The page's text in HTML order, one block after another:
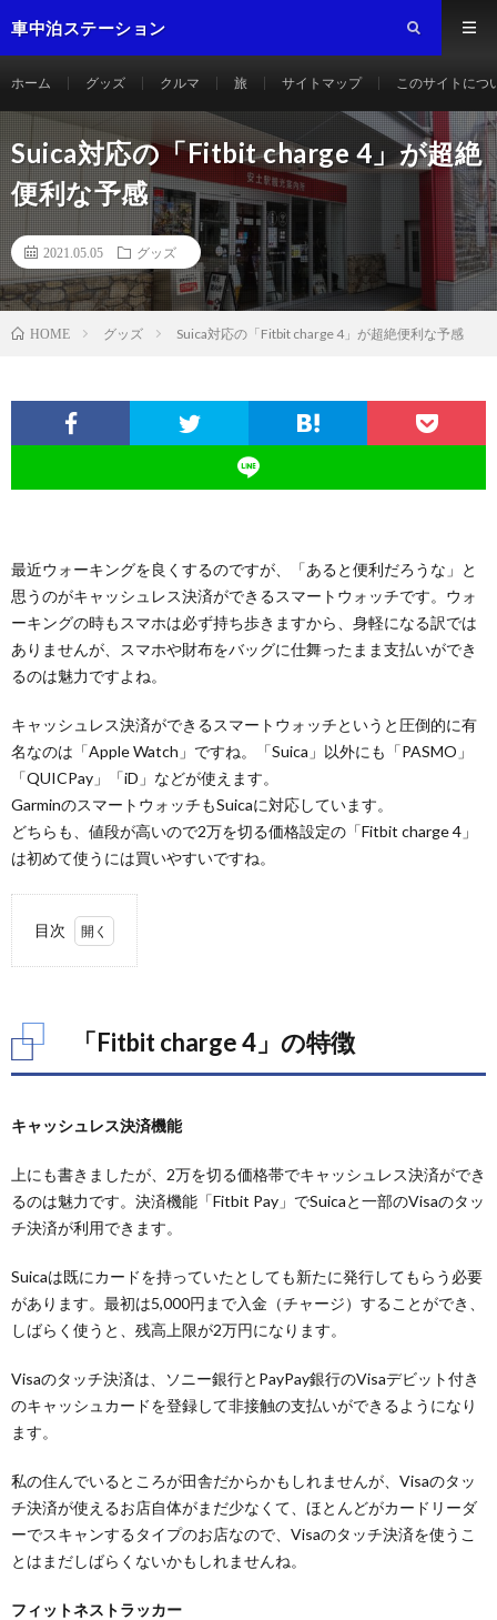
車中泊ステーション
ホーム グッズ クルマ 旅 サイトマップ このサイトにつ
Suica対応の「Fitbit charge 4」が超絶
便利な予感
2021.05.05 グッズ
HOME グッズ Suica対応の「Fitbit charge 4」が超絶便利な予感
最近ウォーキングを良くするのですが、「あると便利だろうな」と
思うのがキャッシュレス決済ができるスマートウォッチです。ウォ
ーキングの時もスマホは必ず持ち歩きますから、身軽になる訳では
ありませんが、スマホや財布をバッグに仕舞ったまま支払いができ
るのは魅力ですよね。
キャッシュレス決済ができるスマートウォッチというと圧倒的に有
名なのは「Apple Watch」ですね。「Suica」以外にも「PASMO」
「QUICPay」「iD」などが使えます。
GarminのスマートウォッチもSuicaに対応しています。
どちらも、値段が高いので2万を切る価格設定の「Fitbit charge 4」
は初めて使うには買いやすいですね。
目次
1.
charge
「Fitbit charge 4」の特徴
キャッシュレス決済機能
上にも書きましたが、2万を切る価格帯でキャッシュレス決済ができ
るのは魅力です。決済機能「Fitbit Pay」でSuicaと一部のVisaのタッ
チ決済が利用できます。
Suicaは既にカードを持っていたとしても新たに発行してもらう必要
があります。最初は5,000円まで入金（チャージ）することができ、
しばらく使うと、残高上限が2万円になります。
Visaのタッチ決済は、ソニー銀行とPayPay銀行のVisaデビット付き
のキャッシュカードを登録して非接触の支払いができるようになり
ます。
私の住んでいるところが田舎だからかもしれませんが、Visaのタッ
チ決済が使えるお店自体がまだ少なくて、ほとんどがカードリーダ
ーでスキャンするタイプのお店なので、Visaのタッチ決済を使うこ
とはまだしばらくないかもしれませんね。
フィットネストラッカー